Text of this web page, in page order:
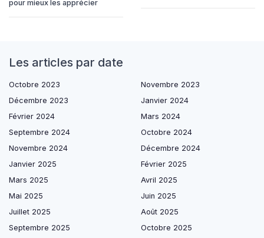
pour mieux les apprécier
Les articles par date
Octobre 2023
Novembre 2023
Décembre 2023
Janvier 2024
Février 2024
Mars 2024
Septembre 2024
Octobre 2024
Novembre 2024
Décembre 2024
Janvier 2025
Février 2025
Mars 2025
Avril 2025
Mai 2025
Juin 2025
Juillet 2025
Août 2025
Septembre 2025
Octobre 2025